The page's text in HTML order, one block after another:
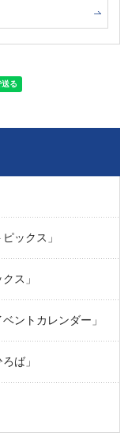
ックス」
ス」
ントカレンダー」
ば」